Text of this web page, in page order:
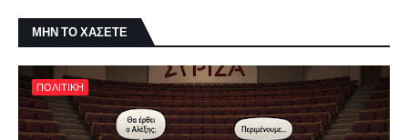
ΜΗΝ ΤΟ ΧΑΣΕΤΕ
ΠΟΛΙΤΙΚΗ